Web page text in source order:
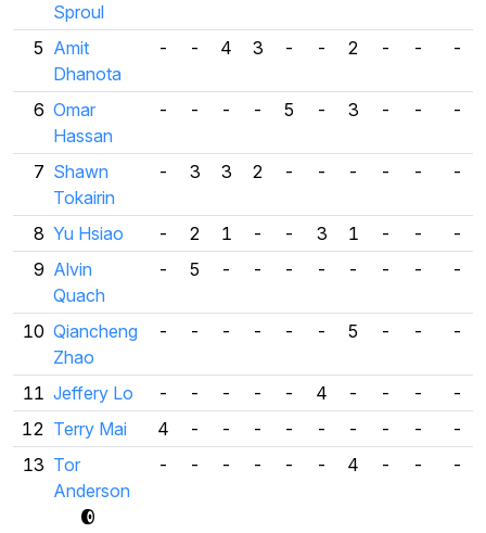
Sproul
5 Amit
Dhanota
- - 4 3 - - 2 - - -
6 Omar
Hassan
- - - - 5 - 3 - - -
7 Shawn
Tokairin
- 3 3 2 - - - - - -
8 Yu Hsiao - 2 1 - - 3 1 - -
-
9 Alvin
Quach
- 5 - - - - - - - -
10 Qiancheng
Zhao
- - - - - - 5 - - -
11 Jeffery Lo - - - - - 4 - - -
-
12 Terry Mai 4 - - - - - - - -
-
13 Tor
Anderson
- - - - - - 4 - - -